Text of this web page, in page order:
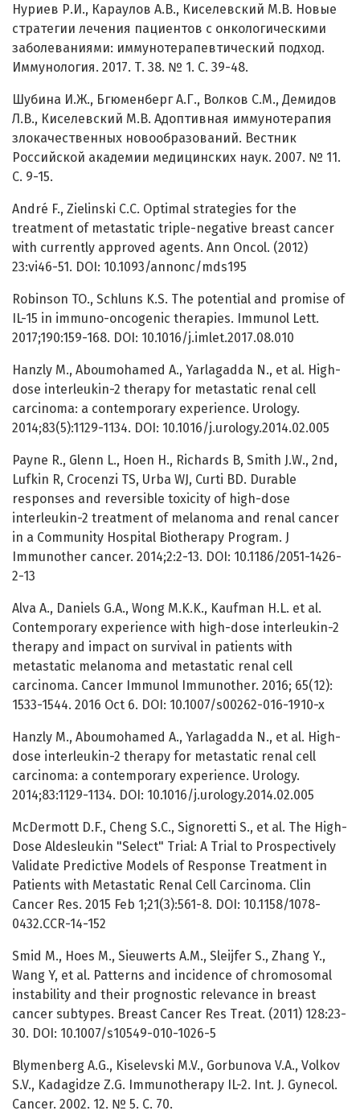
Нуриев Р.И., Караулов А.В., Киселевский М.В. Новые
стратегии лечения пациентов с онкологическими
заболеваниями: иммунотерапевтический подход.
Иммунология. 2017. Т. 38. № 1. С. 39-48.
Шубина И.Ж., Бгюменберг А.Г., Волков С.М., Демидов
Л.В., Киселевский М.В. Адоптивная иммунотерапия
злокачественных новообразований. Вестник
Российской академии медицинских наук. 2007. № 11.
С. 9-15.
André F., Zielinski C.C. Optimal strategies for the
treatment of metastatic triple-negative breast cancer
with currently approved agents. Ann Oncol. (2012)
23:vi46-51. DOI: 10.1093/annonc/mds195
Robinson TO., Schluns K.S. The potential and promise of
IL-15 in immuno-oncogenic therapies. Immunol Lett.
2017;190:159-168. DOI: 10.1016/j.imlet.2017.08.010
Hanzly M., Aboumohamed A., Yarlagadda N., et al. High-
dose interleukin-2 therapy for metastatic renal cell
carcinoma: a contemporary experience. Urology.
2014;83(5):1129-1134. DOI: 10.1016/j.urology.2014.02.005
Payne R., Glenn L., Hoen H., Richards B, Smith J.W., 2nd,
Lufkin R, Crocenzi TS, Urba WJ, Curti BD. Durable
responses and reversible toxicity of high-dose
interleukin-2 treatment of melanoma and renal cancer
in a Community Hospital Biotherapy Program. J
Immunother cancer. 2014;2:2-13. DOI: 10.1186/2051-1426-
2-13
Alva A., Daniels G.A., Wong M.K.K., Kaufman H.L. et al.
Contemporary experience with high-dose interleukin-2
therapy and impact on survival in patients with
metastatic melanoma and metastatic renal cell
carcinoma. Cancer Immunol Immunother. 2016; 65(12):
1533-1544. 2016 Oct 6. DOI: 10.1007/s00262-016-1910-x
Hanzly M., Aboumohamed A., Yarlagadda N., et al. High-
dose interleukin-2 therapy for metastatic renal cell
carcinoma: a contemporary experience. Urology.
2014;83:1129-1134. DOI: 10.1016/j.urology.2014.02.005
McDermott D.F., Cheng S.C., Signoretti S., et al. The High-
Dose Aldesleukin "Select" Trial: A Trial to Prospectively
Validate Predictive Models of Response Treatment in
Patients with Metastatic Renal Cell Carcinoma. Clin
Cancer Res. 2015 Feb 1;21(3):561-8. DOI: 10.1158/1078-
0432.CCR-14-152
Smid M., Hoes M., Sieuwerts A.M., Sleijfer S., Zhang Y.,
Wang Y, et al. Patterns and incidence of chromosomal
instability and their prognostic relevance in breast
cancer subtypes. Breast Cancer Res Treat. (2011) 128:23-
30. DOI: 10.1007/s10549-010-1026-5
Blymenberg A.G., Kiselevski M.V., Gorbunova V.A., Volkov
S.V., Kadagidze Z.G. Immunotherapy IL-2. Int. J. Gynecol.
Cancer. 2002. 12. № 5. С. 70.